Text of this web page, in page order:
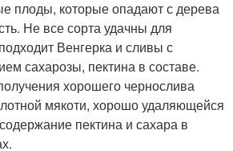
плоды, которые опадают с дерева
Не все сорта удачны для
Венгерка и сливы с
сахарозы, пектина в составе.
хорошего чернослива
мякоти, хорошо удаляющейся
пектина и сахара в